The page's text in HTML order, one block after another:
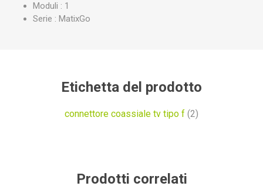
Moduli : 1
Serie : MatixGo
Etichetta del prodotto
connettore coassiale tv tipo f (2)
Prodotti correlati